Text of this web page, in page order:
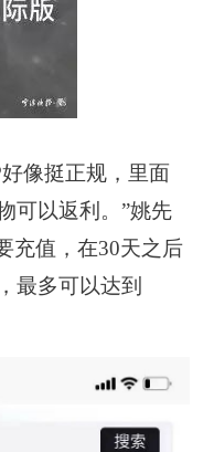
像挺正规，里面
可以返利。”姚先
充值，在30天之后
最多可以达到